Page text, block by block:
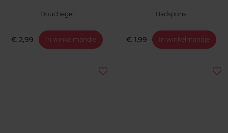
Douchegel
€ 2,99 In winkelmandje
Badspons
€ 1,99 In winkelmandje